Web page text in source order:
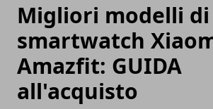
Migliori modelli di
smartwatch
Amazfit: GUIDA
all'acquisto